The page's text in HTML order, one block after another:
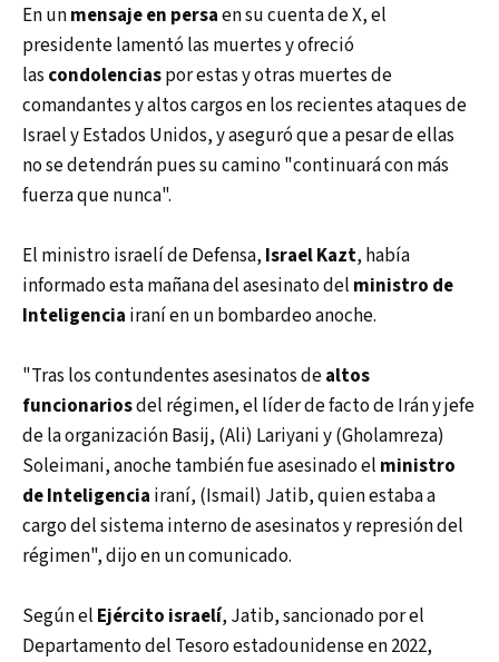
En unmensaje en persaen su cuenta de X, el
presidente lamentó las muertes y ofreció
las condolenciaspor estas y otras muertes de
comandantes y altos cargos en los recientes ataques de
Israel y Estados Unidos, y aseguró que a pesar de ellas
no se detendrán pues su camino "continuará con más
fuerza que nunca".
El ministro israelí de Defensa, Israel Kazt, había
informado esta mañana del asesinato del ministro de
Inteligencia iraní en un bombardeo anoche.
"Tras los contundentes asesinatos dealtos
funcionariosdel régimen, el líder de facto de Irán y jefe
de la organización Basij, (Ali) Lariyani y (Gholamreza)
Soleimani, anoche también fue asesinado el ministro
de Inteligencia iraní, (Ismail) Jatib, quien estaba a
cargo del sistema interno de asesinatos y represión del
régimen", dijo en un comunicado.
Según el Ejército israelí, Jatib, sancionado por el
Departamento del Tesoro estadounidense en 2022,